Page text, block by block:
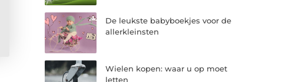
De leukste babyboekjes voor de
allerkleinsten
Wielen kopen: waar u op moet
letten